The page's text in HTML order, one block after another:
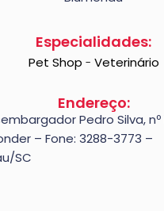
Especialidades:
Pet Shop - Veterinário
Endereço:
Pedro Silva, nº
– Fone: 3288-3773 –
SC